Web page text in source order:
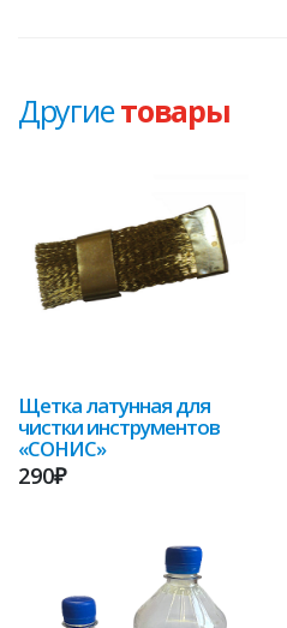
Другиетовары
Щетка латунная для
чистки инструментов
«СОНИС»
290₽